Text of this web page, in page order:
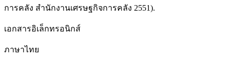
การคลัง สำนักงานเศรษฐกิจการคลัง 2551).
เอกสารอิเล็กทรอนิกส์
ภาษาไทย